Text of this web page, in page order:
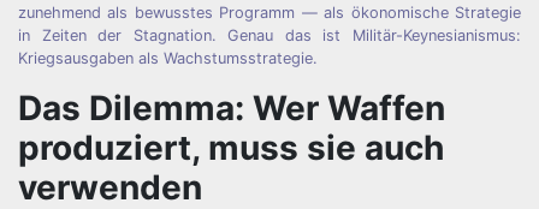
zunehmend als bewusstes Programm — als ökonomische Strategie
in Zeiten der Stagnation. Genau das ist Militär-Keynesianismus:
Kriegsausgaben als Wachstumsstrategie.
Das Dilemma: Wer Waffen
produziert, muss sie auch
verwenden